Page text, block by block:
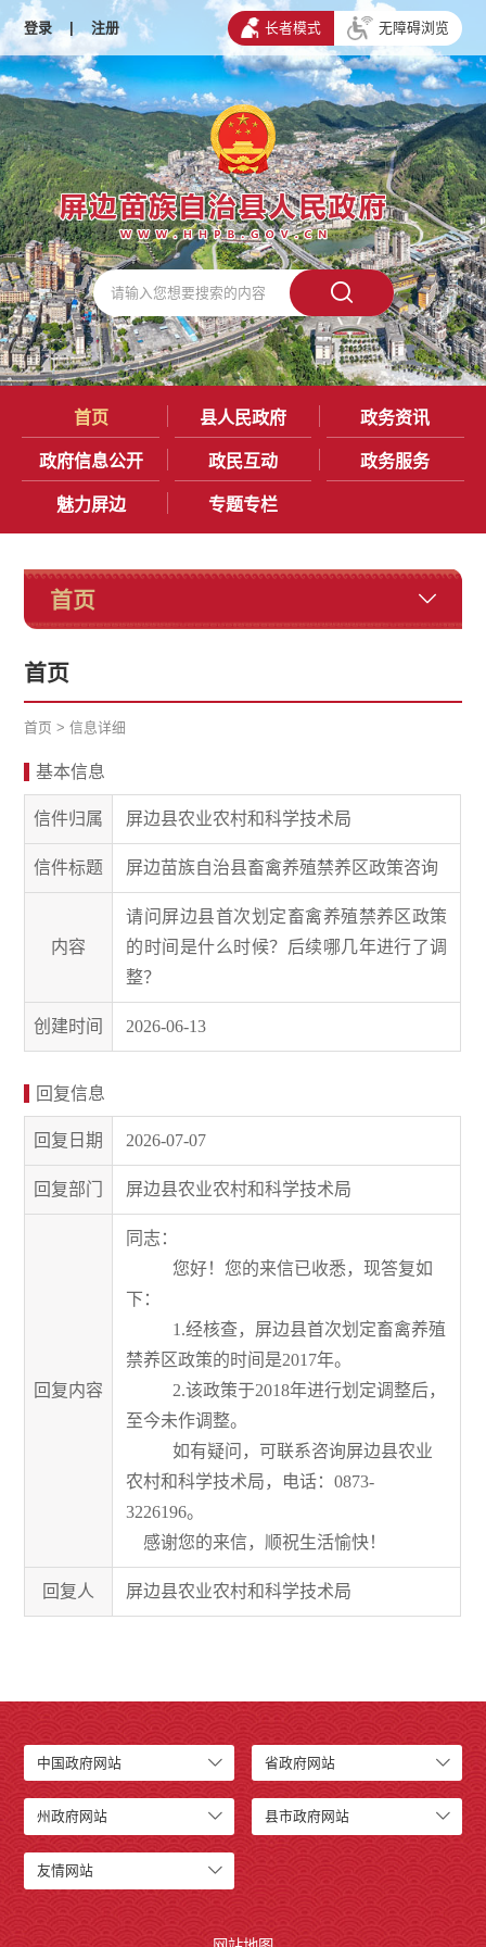
登录 | 注册 长者模式 无障碍浏览
首页 县人民政府 政务资讯
政府信息公开 政民互动 政务服务
魅力屏边 专题专栏
首页
首页
首页 >信息详细
基本信息
信件归属 屏边县农业农村和科学技术局
信件标题 屏边苗族自治县畜禽养殖禁养区政策咨询
内容
请问屏边县首次划定畜禽养殖禁养区政策
的时间是什么时候？后续哪几年进行了调
整？
创建时间 2026-06-13
回复信息
回复日期 2026-07-07
回复部门 屏边县农业农村和科学技术局
回复内容
同志：
您好！您的来信已收悉，现答复如
下：
1.经核查，屏边县首次划定畜禽养殖
禁养区政策的时间是2017年。
2.该政策于2018年进行划定调整后，
至今未作调整。
如有疑问，可联系咨询屏边县农业
农村和科学技术局，电话：0873-
3226196。
感谢您的来信，顺祝生活愉快！
回复人 屏边县农业农村和科学技术局
中国政府网站 省政府网站
州政府网站 县市政府网站
友情网站